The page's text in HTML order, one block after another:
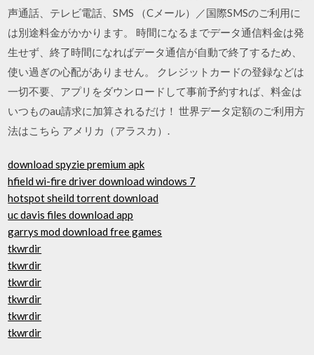
声通話、テレビ電話、SMS （Cメール）／国際SMSのご利用に
は別途料金がかかります。 時間になるまでデータ通信料金は発
生せず、終了時間になればデータ通信が自動で終了するため、
使い過ぎの心配がありません。 クレジットカードの登録などは
一切不要、アプリをダウンロードして事前予約すれば、料金は
いつものau請求に加算されるだけ！ 世界データ定額のご利用方
法はこちら アメリカ（アラスカ）.
download spyzie premium apk
hfield wi-fire driver download windows 7
hotspot sheild torrent download
uc davis files download app
garrys mod download free games
tkwrdir
tkwrdir
tkwrdir
tkwrdir
tkwrdir
tkwrdir